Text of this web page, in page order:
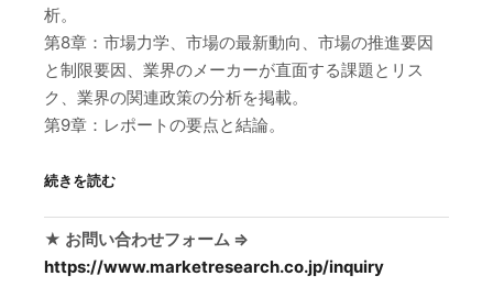
析。
第8章：市場力学、市場の最新動向、市場の推進要因
と制限要因、業界のメーカーが直面する課題とリス
ク、業界の関連政策の分析を掲載。
第9章：レポートの要点と結論。
続きを読む
★ お問い合わせフォーム ⇒
https://www.marketresearch.co.jp/inquiry